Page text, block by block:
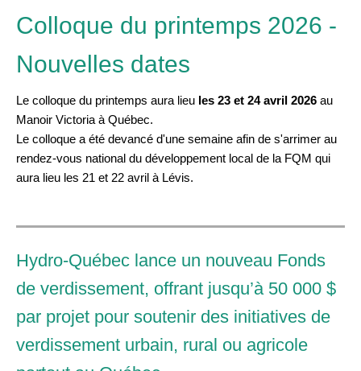
Colloque du printemps 2026 -
Nouvelles dates
Le colloque du printemps aura lieu les 23 et 24 avril 2026 au
Manoir Victoria à Québec.
Le colloque a été devancé d'une semaine afin de s'arrimer au
rendez-vous national du développement local de la FQM qui
aura lieu les 21 et 22 avril à Lévis.
Hydro-Québec lance un nouveau Fonds
de verdissement, offrant jusqu’à 50 000 $
par projet pour soutenir des initiatives de
verdissement urbain, rural ou agricole